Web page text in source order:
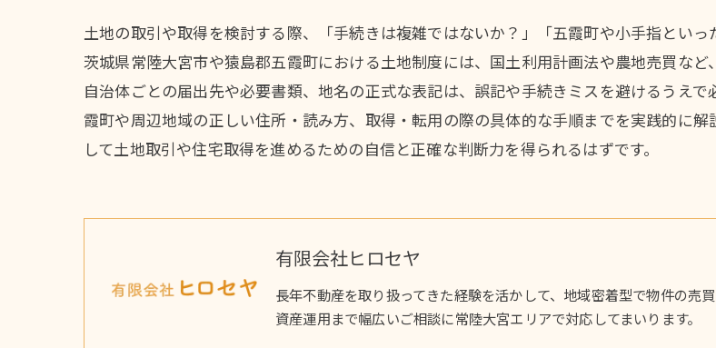
土地の取引や取得を検討する際、「手続きは複雑ではないか？」「五霞町や小手指とい
茨城県常陸大宮市や猿島郡五霞町における土地制度には、国土利用計画法や農地売買など
自治体ごとの届出先や必要書類、地名の正式な表記は、誤記や手続きミスを避けるうえ
霞町や周辺地域の正しい住所・読み方、取得・転用の際の具体的な手順までを実践的に
して土地取引や住宅取得を進めるための自信と正確な判断力を得られるはずです。
有限会社ヒロセヤ
長年不動産を取り扱ってきた経験を活かして、地域密着型で物件の売
資産運用まで幅広いご相談に常陸大宮エリアで対応してまいります。